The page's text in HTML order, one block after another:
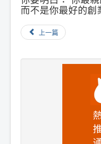
而不是你最好的創
上一篇